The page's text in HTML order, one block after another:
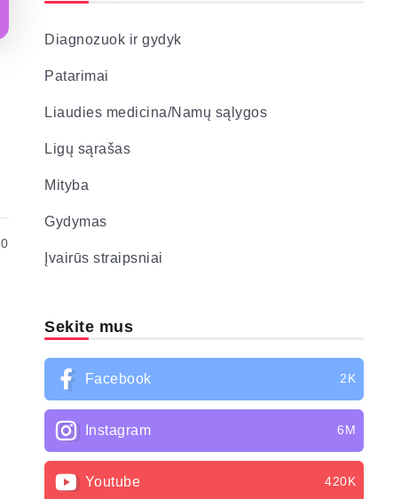
0
Diagnozuok ir gydyk
Patarimai
Liaudies medicina/Namų sąlygos
Ligų sąrašas
Mityba
Gydymas
Įvairūs straipsniai
Sekite mus
Facebook 2K
Instagram 6M
Youtube 420K